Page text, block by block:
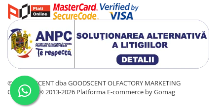
© GOOD SCENT dba GOODSCENT OLFACTORY MARKETING
COMPANY® 2013-2026 Platforma E-commerce by Gomag